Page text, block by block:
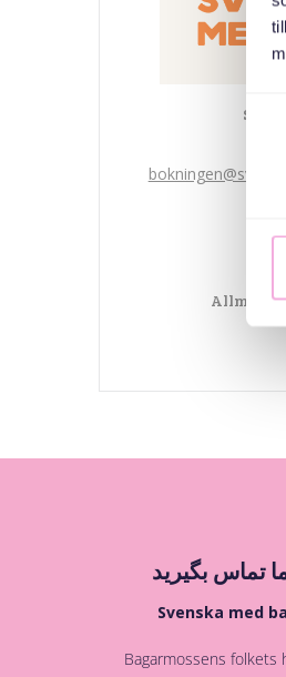
تماس بگیرید
Svenska med
Bagarmossens folkets